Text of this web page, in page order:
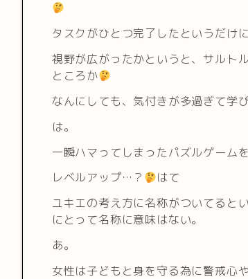
タスクがひとつ完了したというだけ
視野が広がったかというと、サルト
ところか
なんにしても、気付きが多過ぎて学
は。
一瞬ハマってしまったパズルゲーム
レベルアップ…？
はて
ユキエの考え方に名称がついてると
にとって名称に意味はない。
あ。
女性は子どもと身を守る為に警戒心